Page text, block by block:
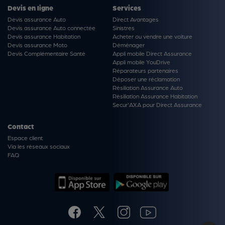
Devis en ligne
Devis assurance Auto
Devis assurance Auto connectée
Devis assurance Habitation
Devis assurance Moto
Devis Complémentaire Santé
Services
Direct Avantages
Sinistres
Acheter ou vendre une voiture
Déménager
Appli mobile Direct Assurance
Appli mobile YouDrive
Réparateurs partenaires
Déposer une réclamation
Résiliation Assurance Auto
Résiliation Assurance Habitation
Secur'AXA pour Direct Assurance
Contact
Espace client
Via les réseaux sociaux
FAQ